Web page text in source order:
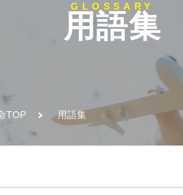
GLOSSARY
用語集
TOP 用語集